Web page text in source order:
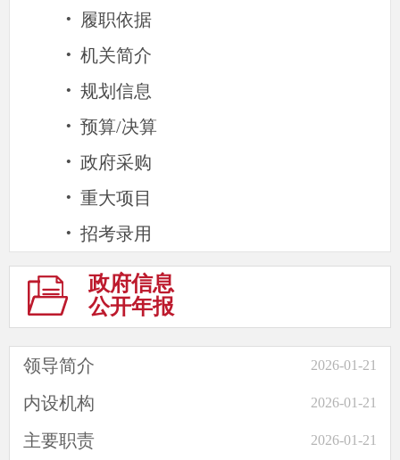
· 履职依据
· 机关简介
· 规划信息
· 预算/决算
· 政府采购
· 重大项目
· 招考录用
政府信息
公开年报
领导简介 2026-01-21
内设机构 2026-01-21
主要职责 2026-01-21